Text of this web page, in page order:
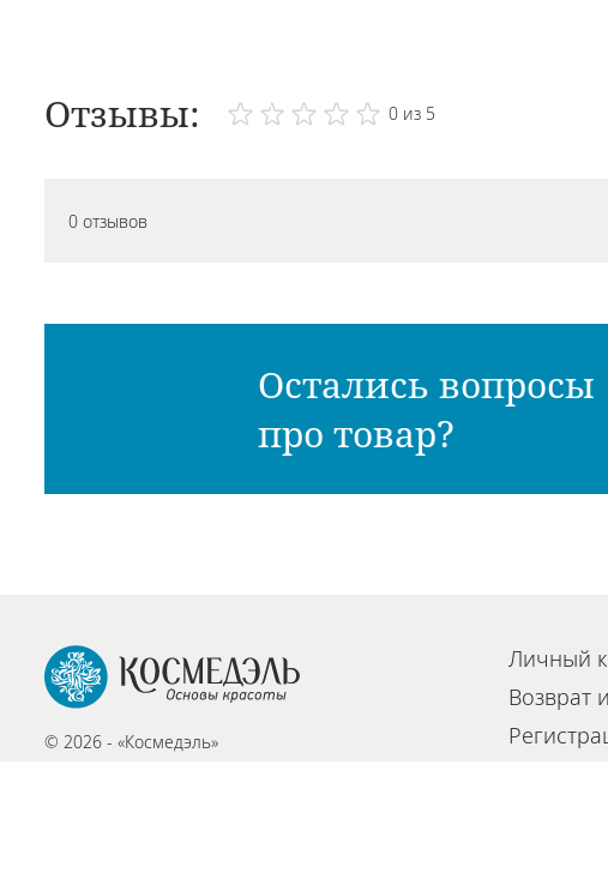
Отзывы: 0 из 5
0 отзывов
Остались вопросы
про товар?
© 2026 - «Космедэль»
Личный
Возврат